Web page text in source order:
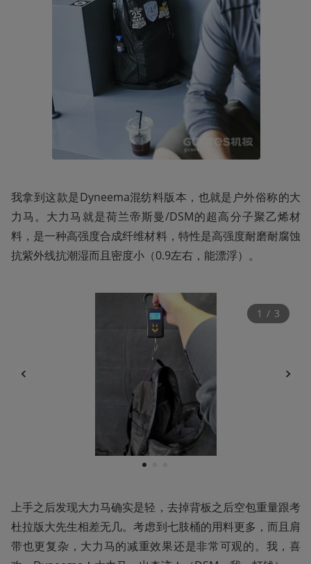
我拿到这款是Dyneema混纺料版本，也就是户外俗称的大
力马。大力马就是荷兰帝斯曼/DSM的超高分子聚乙烯材
料，是一种高强度合成纤维材料，特性是高强度耐磨耐腐蚀
抗紫外线抗潮湿而且密度小（0.9左右，能漂浮）。
1
1 / 3
上手之后发现大力马确实是轻，去掉背板之后空包重量跟考
杜拉版大先生相差无几。考虑到七肢桶的用料更多，而且肩
带也更复杂，大力马的减重效果还是非常可观的。我，喜